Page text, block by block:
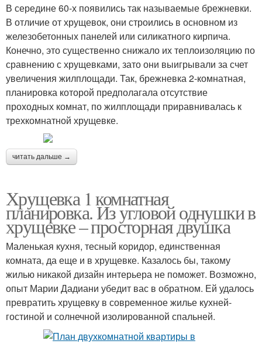
В середине 60-х появились так называемые брежневки.
В отличие от хрущевок, они строились в основном из
железобетонных панелей или силикатного кирпича.
Конечно, это существенно снижало их теплоизоляцию по
сравнению с хрущевками, зато они выигрывали за счет
увеличения жилплощади. Так, брежневка 2-комнатная,
планировка которой предполагала отсутствие
проходных комнат, по жилплощади приравнивалась к
трехкомнатной хрущевке.
читать дальше →
Хрущевка 1 комнатная
планировка. Из угловой однушки в
хрущевке – просторная двушка
Маленькая кухня, тесный коридор, единственная
комната, да еще и в хрущевке. Казалось бы, такому
жилью никакой дизайн интерьера не поможет. Возможно,
опыт Марии Дадиани убедит вас в обратном. Ей удалось
превратить хрущевку в современное жилье кухней-
гостиной и солнечной изолированной спальней.